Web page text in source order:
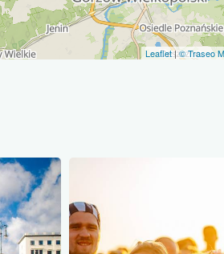
Leaflet|© Traseo